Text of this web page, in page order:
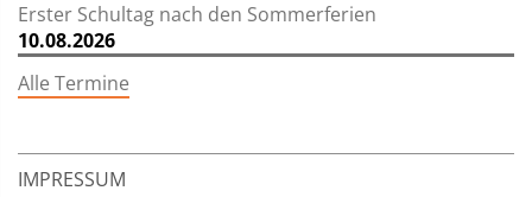
Erster Schultag nach den Sommerferien
10.08.2026
Alle Termine
IMPRESSUM